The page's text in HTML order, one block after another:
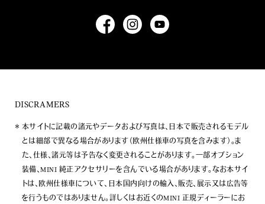
DISCRAMERS
本サイトに記載の諸元やデータおよび写真は、日本で販売されるモデル
とは細部で異なる場合があります（欧州仕様車の写真を含みます）。ま
た、仕様、諸元等は予告なく変更されることがあります。一部オプション
装備、MINI 純正アクセサリーを含んでいる場合があります。なお本サイ
トは、欧州仕様車について、日本国内向けの輸入、販売、展示又は広告等
を行うものではありません。詳しくはお近くのMINI 正規ディーラーにお